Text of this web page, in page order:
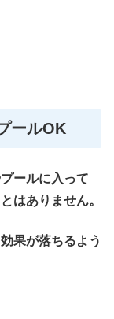
ールOK
ールに入って
はありません。
果が落ちるよう